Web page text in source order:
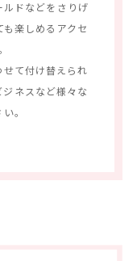
ルドなどをさりげ
楽しめるアクセ
て付け替えられ
ネスなど​様々な
。